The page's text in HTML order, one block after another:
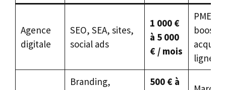
Agence
digitale
SEO, SEA, sites,
social ads
1 000 €
à 5 000
€ / mois
PME
ligne
Branding,
500 € à